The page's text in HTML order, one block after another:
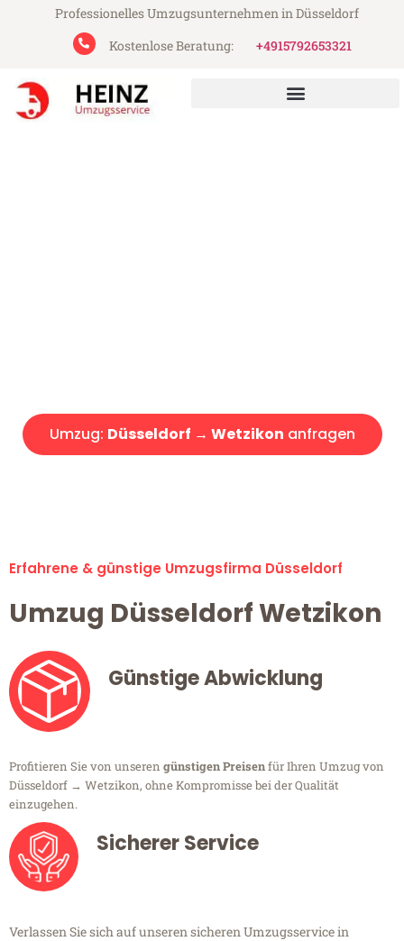
Professionelles Umzugsunternehmen in Düsseldorf
Kostenlose Beratung:
+4915792653321
Umzug: Düsseldorf → Wetzikon anfragen
Erfahrene & günstige Umzugsfirma Düsseldorf
Umzug Düsseldorf Wetzikon
Günstige Abwicklung
Profitieren Sie von unseren günstigen Preisenfür Ihren Umzug von
Düsseldorf → Wetzikon, ohne Kompromisse bei der Qualität
einzugehen.
Sicherer Service
Verlassen Sie sich auf unseren sicheren Umzugsservice in